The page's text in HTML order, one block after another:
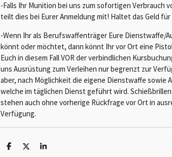
-Falls Ihr Munition bei uns zum sofortigen Verbrauch
teilt dies bei Eurer Anmeldung mit! Haltet das Geld
-Wenn Ihr als Berufswaffenträger Eure Dienstwaffe/
könnt oder möchtet, dann könnt Ihr vor Ort eine
Euch in diesem Fall VOR der verbindlichen
uns Ausrüstung zum Verleihen nur begrenzt zur
aber, nach Möglichkeit die eigene Dienstwaffe sowie
welche im täglichen Dienst geführt wird.
stehen auch ohne vorherige Rückfrage vor Ort in
Verfügung.
T
T
T